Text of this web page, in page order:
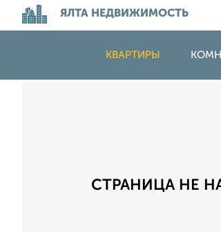
ЯЛТА НЕДВИЖИМОСТЬ
КВАРТИРЫ
СТРАНИЦА НЕ